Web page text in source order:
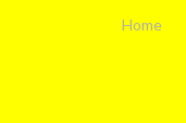
Home